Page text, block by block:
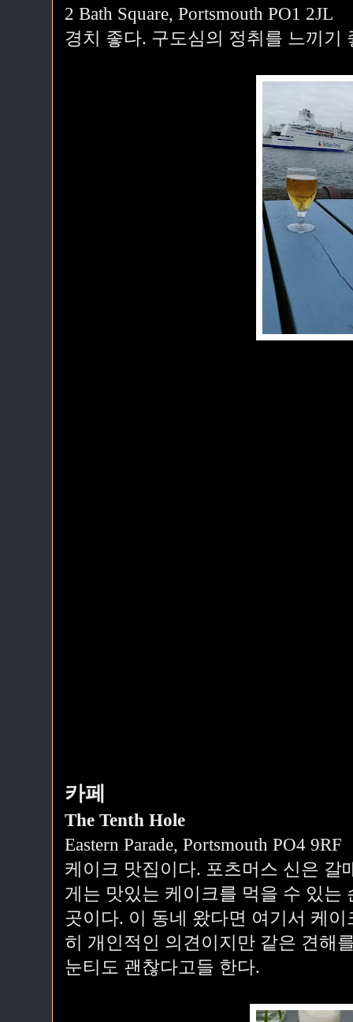
2 Bath Square, Portsmouth PO1 2JL
경치 좋다. 구도심의 정취를 느끼기
카페
The Tenth Hole
Eastern Parade, Portsmouth PO4 9RF
케이크 맛집이다. 포츠머스 신은 갈
게는 맛있는 케이크를 먹을 수 있는
곳이다. 이 동네 왔다면 여기서 케
히 개인적인 의견이지만 같은 견해
눈티도 괜찮다고들 한다.